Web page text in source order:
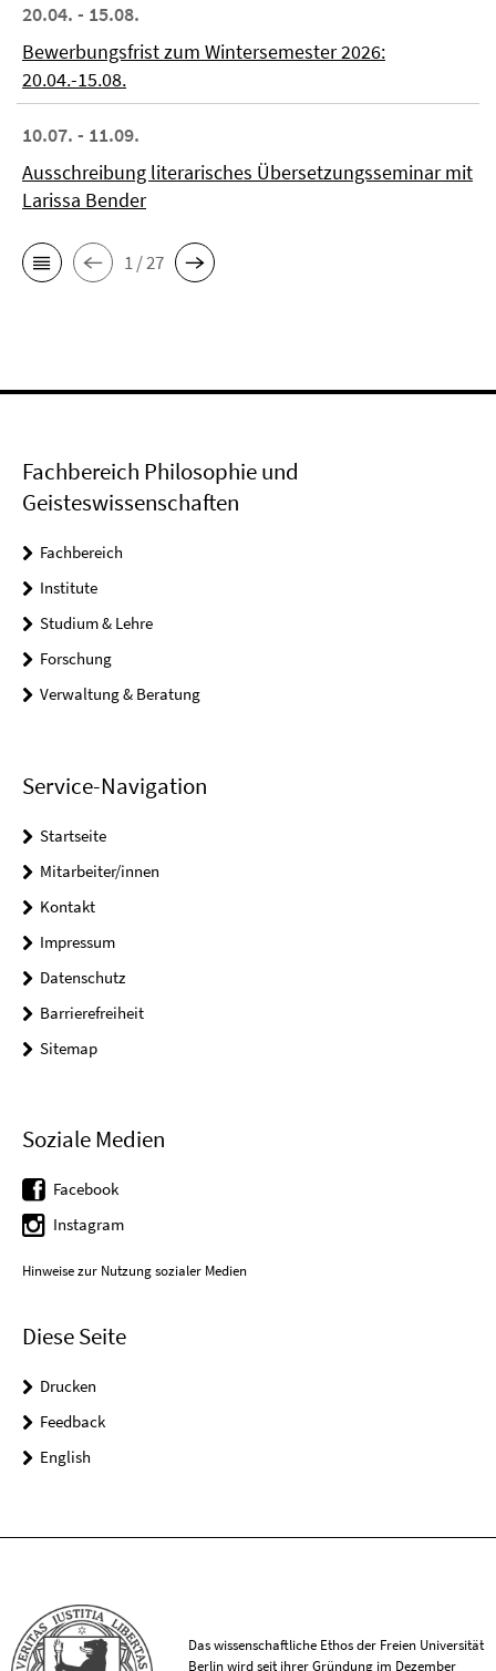
20.04. - 15.08.
Bewerbungsfrist zum Wintersemester 2026:
20.04.-15.08.
10.07. - 11.09.
Ausschreibung literarisches Übersetzungsseminar mit
Larissa Bender
1 / 27
Fachbereich Philosophie und
Geisteswissenschaften
Fachbereich
Institute
Studium & Lehre
Forschung
Verwaltung & Beratung
Service-Navigation
Startseite
Mitarbeiter/innen
Kontakt
Impressum
Datenschutz
Barrierefreiheit
Sitemap
Soziale Medien
Facebook
Instagram
Hinweise zur Nutzung sozialer Medien
Diese Seite
Drucken
Feedback
English
Das wissenschaftliche Ethos der Freien Universität
Berlin wird seit ihrer Gründung im Dezember